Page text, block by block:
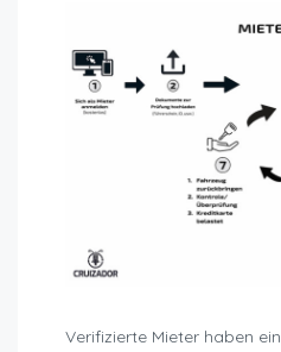
Verifizierte Mieter haben ein